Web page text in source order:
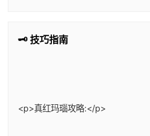
🗝️ 技巧指南
<p>真红玛瑙攻略:</p>